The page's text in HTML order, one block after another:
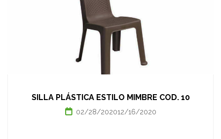
SILLA PLÁSTICA ESTILO MIMBRE COD. 10
02/28/202012/16/2020